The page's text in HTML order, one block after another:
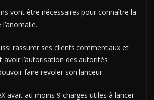
vont être nécessaires pour connaître la
rassurer ses clients commerciaux et
avoir l’autorisation des autorités
faire revoler son lanceur.
avait au moins 9 charges utiles à lancer